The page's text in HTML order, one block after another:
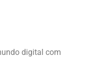
digital com